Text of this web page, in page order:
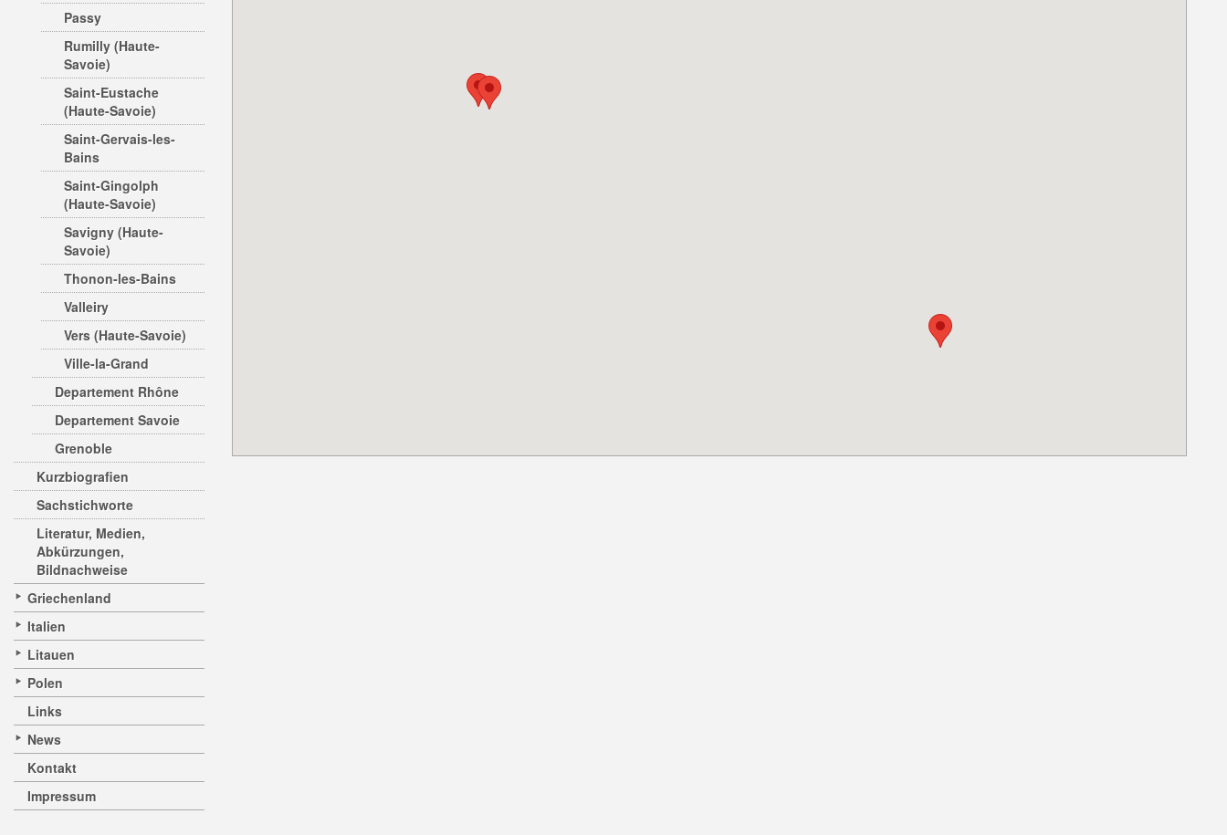
Passy
Rumilly (Haute-
Savoie)
Saint-Eustache
(Haute-Savoie)
Saint-Gervais-les-
Bains
Saint-Gingolph
(Haute-Savoie)
Savigny (Haute-
Savoie)
Thonon-les-Bains
Valleiry
Vers (Haute-Savoie)
Ville-la-Grand
Departement Rhône
Departement Savoie
Grenoble
Kurzbiografien
Sachstichworte
Literatur, Medien,
Abkürzungen,
Bildnachweise
Griechenland
Italien
Litauen
Polen
Links
News
Kontakt
Impressum